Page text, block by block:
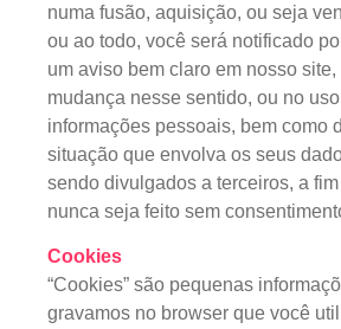
numa fusão, aquisição, ou seja
ou ao todo, você será notificado
um aviso bem claro em nosso
mudança nesse sentido, ou no
informações pessoais, bem como
situação que envolva os seus
sendo divulgados a terceiros, a
nunca seja feito sem
Cookies
“Cookies” são pequenas
gravamos no browser que você